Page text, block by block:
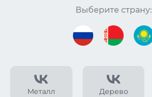
Металл Дерево
Выберите страну: